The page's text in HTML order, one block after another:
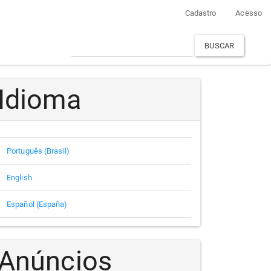
Cadastro Acesso
BUSCAR
Idioma
Português (Brasil)
English
Español (España)